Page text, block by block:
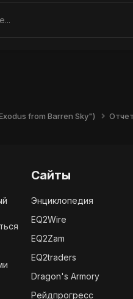
from Barren Sky")
Сайты
Энциклопедия
EQ2Wire
EQ2Zam
EQ2traders
Dragon's Armory
Рейдпрогресс